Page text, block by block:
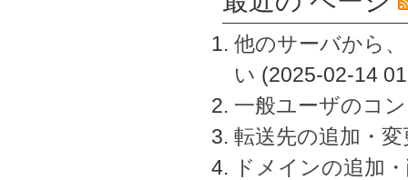
他のサーバから
い (2025-02-14
一般ユーザのコ
転送先の追加・
ドメインの追加